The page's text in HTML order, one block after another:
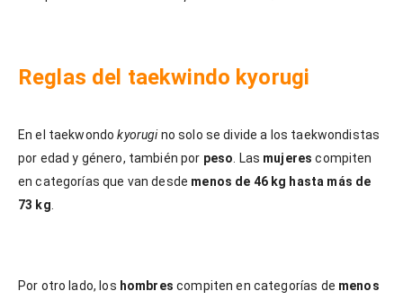
Reglas del taekwindo kyorugi
En el taekwondokyorugino solo se divide a los taekwondistas
por edad y género, también por peso . Las mujerescompiten
en categorías que van desde menos de 46 kg hasta más de
73 kg
Por otro lado, los hombrescompiten en categorías de menos